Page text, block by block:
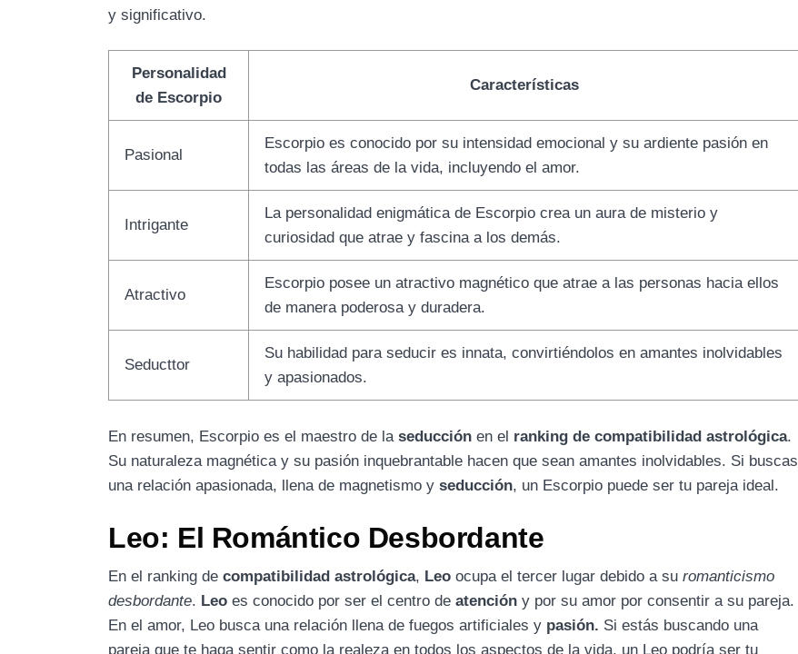
y significativo.
Personalidad
de Escorpio
Características
Pasional
Escorpio es conocido por su intensidad emocional y su ardiente pasión en
todas las áreas de la vida, incluyendo el amor.
Intrigante
La personalidad enigmática de Escorpio crea un aura de misterio y
curiosidad que atrae y fascina a los demás.
Atractivo
Escorpio posee un atractivo magnético que atrae a las personas hacia ellos
de manera poderosa y duradera.
Seducttor
Su habilidad para seducir es innata, convirtiéndolos en amantes inolvidables
y apasionados.
En resumen, Escorpio es el maestro de laseducción en el ranking de compatibilidad astrológica.
Su naturaleza magnética y su pasión inquebrantable hacen que sean amantes inolvidables. Si buscas
una relación apasionada, llena de magnetismo yseducción, un Escorpio puede ser tu pareja ideal.
Leo: El Romántico Desbordante
En el ranking decompatibilidad astrológica, Leo ocupa el tercer lugar debido a suromanticismo
desbordante. Leo es conocido por ser el centro deatención y por su amor por consentir a su pareja.
En el amor, Leo busca una relación llena de fuegos artificiales y pasión. Si estás buscando una
pareja que te haga sentir como la realeza en todos los aspectos de la vida, un Leo podría ser tu